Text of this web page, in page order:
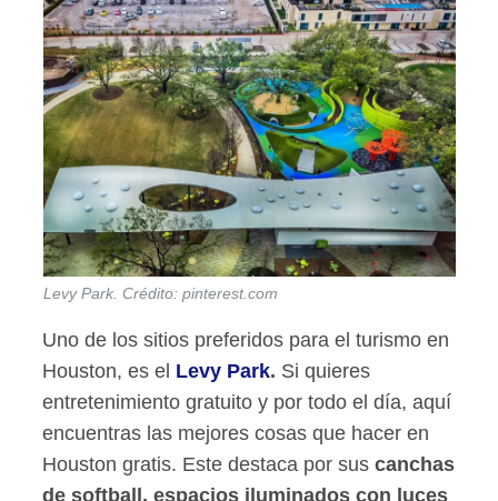
Levy Park. Crédito: pinterest.com
Uno de los sitios preferidos para el turismo en
Houston, es el Levy Park. Si quieres
entretenimiento gratuito y por todo el día, aquí
encuentras las mejores cosas que hacer en
Houston gratis. Este destaca por sus canchas
de softball, espacios iluminados con luces